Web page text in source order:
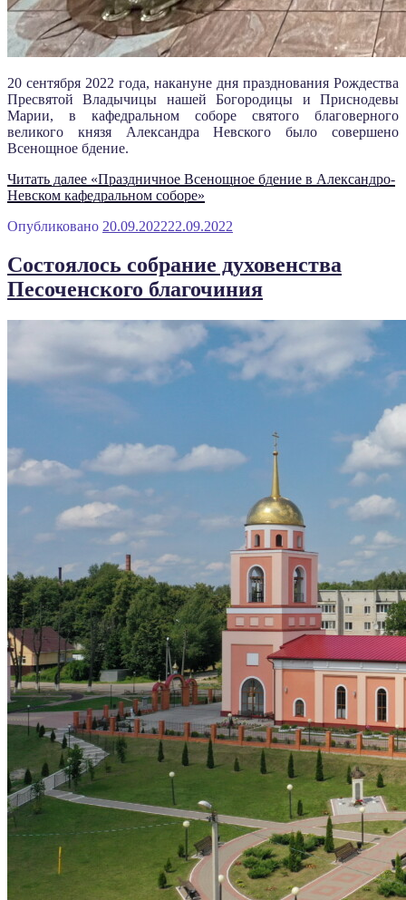
20 сентября 2022 года, накануне дня празднования Рождества
Пресвятой Владычицы нашей Богородицы и Приснодевы
Марии, в кафедральном соборе святого благоверного
великого князя Александра Невского было совершено
Всенощное бдение.
Читать далее «Праздничное Всенощное бдение в Александро-
Невском кафедральном соборе»
Опубликовано 20.09.202222.09.2022
Состоялось собрание духовенства
Песоченского благочиния